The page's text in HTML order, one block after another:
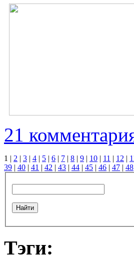
21
1 | 2 | 3 | 4 | 5 | 6 | 7 | 8 | 9 | 10 | 11 | 12 |
39 | 40 | 41 | 42 | 43 | 44 | 45 | 46 | 47 | 48
Тэги: